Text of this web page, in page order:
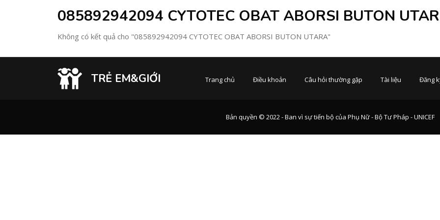
085892942094 CYTOTEC OBAT ABORSI BUTON
Không có kết quả cho "085892942094 CYTOTEC OBAT ABORSI BUTON UTARA"
TRẺ EM&GIỚI Trang chủ Điều khoản Câu hỏi thường gặp Tài liệu Đăng
Bản quyền © 2022 - Ban vì sự tiến bộ của Phụ Nữ - Bộ Tư Pháp - UNICEF